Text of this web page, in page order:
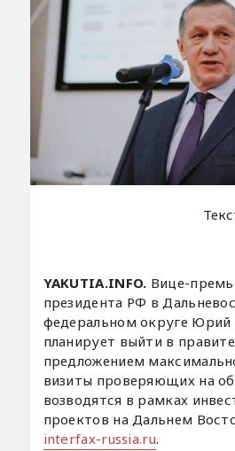
YAKUTIA.INFO. Вице-
президента РФ в
федеральном округе Юрий
планирует выйти в
предложением
визиты проверяющих на
возводятся в рамках
проектов на Дальнем
interfax-russia.ru.